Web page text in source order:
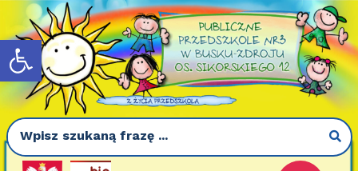
Otwórz pasek narzędzi